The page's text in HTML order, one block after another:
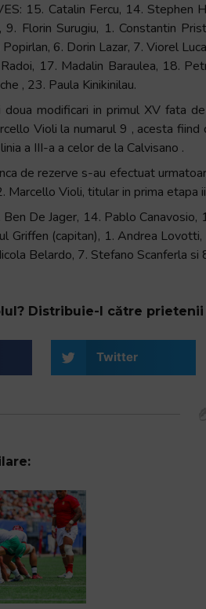
15. Catalin Fercu, 14. Stephen
9. Florin Surugiu, 1. Constantin
6. Dorin Lazar, 7. Viorel
17. Madalin Baraulea, 18.
, 23. Paula Kinikinilau.
modificari in primul XV fata
Violi la numarul 9 , acesta
a III-a a celor de la Calvisano .
de rezerve s-au efectuat
Marcello Violi, titular in prima etapa
Ben De Jager, 14. Pablo
Griffen (capitan), 1. Andrea
Belardo, 7. Stefano Scanferla si
Distribuie-l către prietenii
Twitter